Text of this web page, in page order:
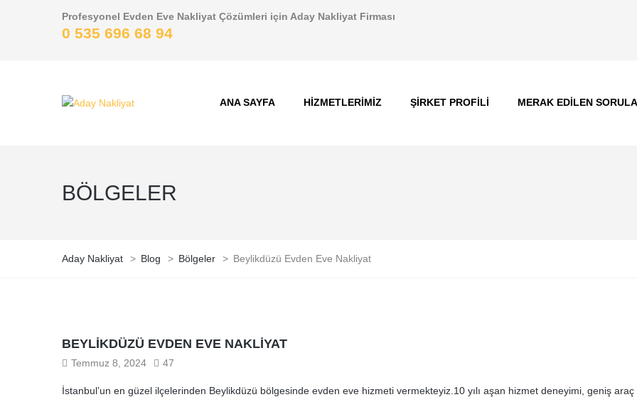
Profesyonel Evden Eve Nakliyat Çözümleri için Aday Nakliyat Firması
0 535 696 68 94
ANA SAYFA HIZMETLERIMIZ ŞIRKET PROFILI MERAK EDILEN
BÖLGELER
Aday Nakliyat > Blog > Bölgeler > Beylikdüzü Evden Eve Nakliyat
BEYLIKDÜZÜ EVDEN EVE NAKLIYAT
Temmuz 8, 2024 47
İstanbul’un en güzel ilçelerinden Beylikdüzü bölgesinde evden eve hizmeti vermekteyiz.10 yılı aşan hizmet deneyimi, geniş araç